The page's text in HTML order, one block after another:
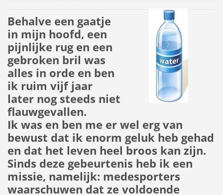
Behalve een gaatje
in mijn hoofd, een
pijnlijke rug en een
gebroken bril was
alles in orde en ben
ik ruim vijf jaar
later nog steeds niet
flauwgevallen.
Ik was en ben me er wel erg van
bewust dat ik enorm geluk heb gehad
en dat het leven heel broos kan zijn.
Sinds deze gebeurtenis heb ik een
missie, namelijk: medesporters
waarschuwen dat ze voldoende